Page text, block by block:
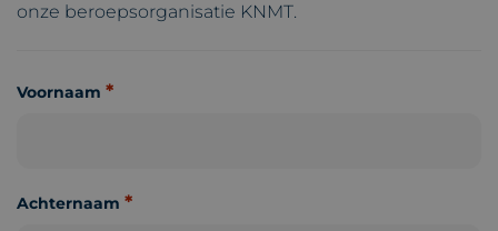
onze beroepsorganisatie KNMT.
Voornaam *
Achternaam *